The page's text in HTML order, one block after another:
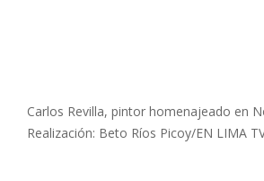
Carlos Revilla, pintor homenajeado en
Realización: Beto Ríos Picoy/EN LIMA